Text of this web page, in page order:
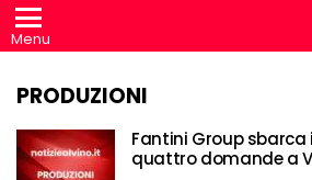
Menu
PRODUZIONI
Fantini Group sbarca
quattro domande a